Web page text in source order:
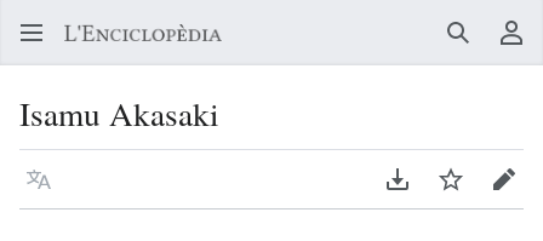
Buscar
Isamu Akasaki
Llegir en un atre idioma Descarregar en
Vigilar